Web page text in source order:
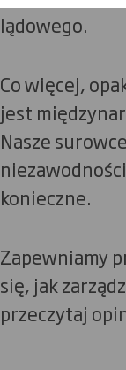
lądowego.
Co więcej,
jest
Nasze
konieczne.
Zapewniamy
się, jak
przeczytaj